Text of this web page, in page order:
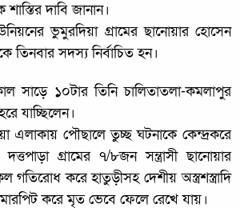
দাবি জানান।
ভুমুরদিয়া গ্রামের ছানোয়ার হোসেন
তিনবার সদস্য নির্বাচিত হন।
সাড়ে ১০টার তিনি চালিতাতলা-কমলাপুর
যাচ্ছিলেন।
এলাকায় পৌছালে তুচ্ছ ঘটনাকে কেন্দ্রকরে
গ্রামের ৭/৮জন সন্ত্রাসী ছানোয়ার
গতিরোধ করে হাতুড়ীসহ দেশীয় অস্ত্রশস্ত্রাদি
করে মৃত ভেবে ফেলে রেখে যায়।